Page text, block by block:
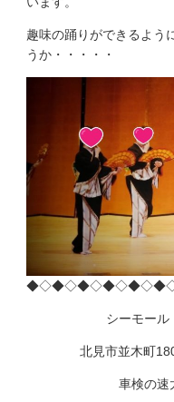
趣味の踊りができるよう
うか・・・・・
シーモール
北見市並木町
車検の速